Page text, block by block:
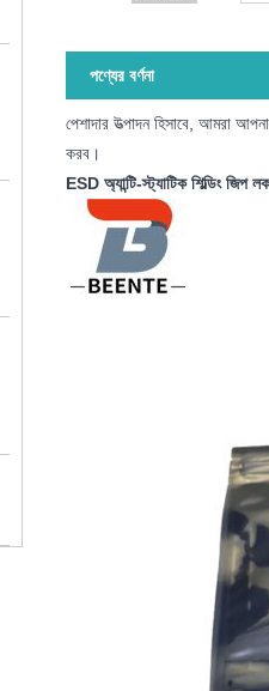
পণ্যের বর্ণনা
পেশাদার উত্পাদন হিসাবে, আমরা
করব।
ESD অ্যান্টি-স্ট্যাটিক শিল্ডিং জিপ